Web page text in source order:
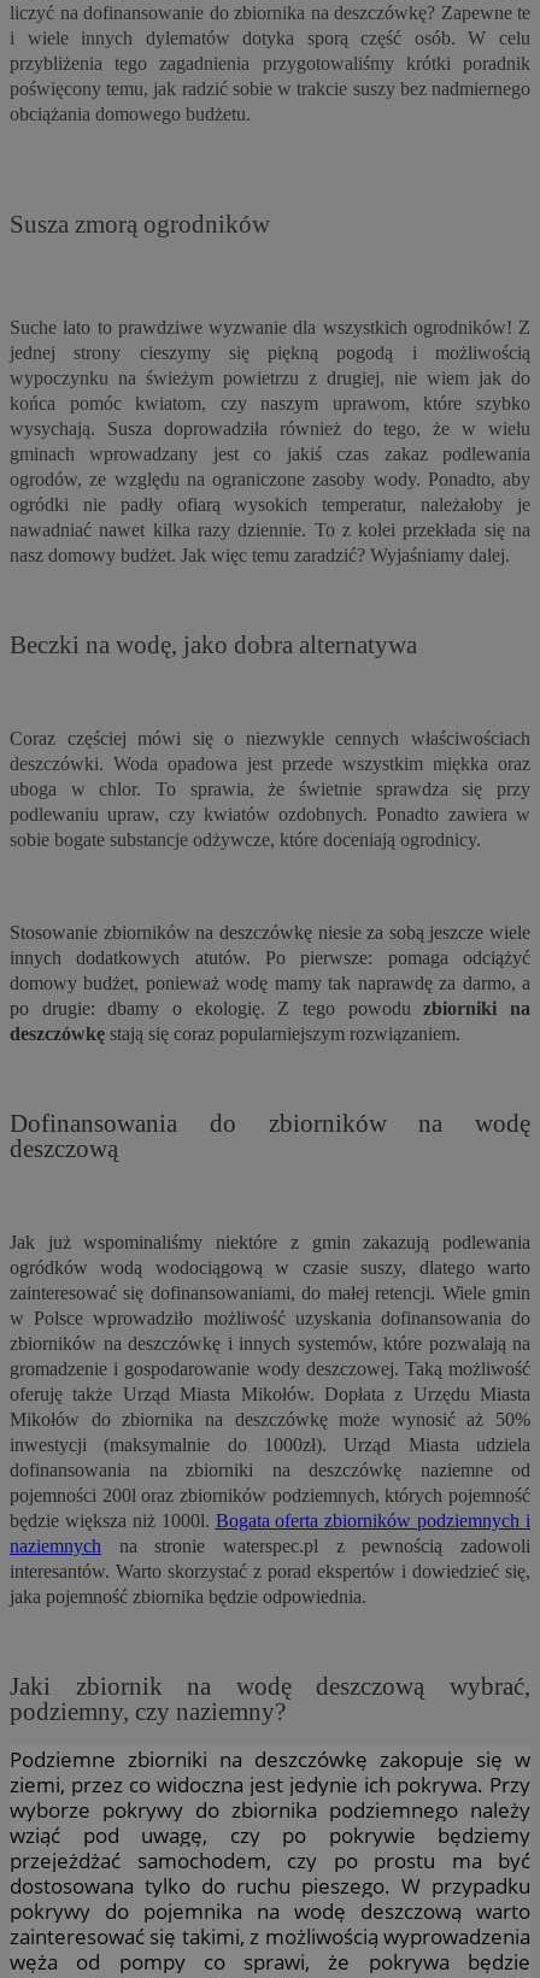
liczyć na dofinansowanie do zbiornika na deszczówkę? Zapewne te
i wiele innych dylematów dotyka sporą część osób. W celu
przybliżenia tego zagadnienia przygotowaliśmy krótki poradnik
poświęcony temu, jak radzić sobie w trakcie suszy bez nadmiernego
obciążania domowego budżetu.
Susza zmorą ogrodników
Suche lato to prawdziwe wyzwanie dla wszystkich ogrodników! Z
jednej strony cieszymy się piękną pogodą i możliwością
wypoczynku na świeżym powietrzu z drugiej, nie wiem jak do
końca pomóc kwiatom, czy naszym uprawom, które szybko
wysychają. Susza doprowadziła również do tego, że w wielu
gminach wprowadzany jest co jakiś czas zakaz podlewania
ogrodów, ze względu na ograniczone zasoby wody. Ponadto, aby
ogródki nie padły ofiarą wysokich temperatur, należałoby je
nawadniać nawet kilka razy dziennie. To z kolei przekłada się na
nasz domowy budżet. Jak więc temu zaradzić? Wyjaśniamy dalej.
Beczki na wodę, jako dobra alternatywa
Coraz częściej mówi się o niezwykle cennych właściwościach
deszczówki. Woda opadowa jest przede wszystkim miękka oraz
uboga w chlor. To sprawia, że świetnie sprawdza się przy
podlewaniu upraw, czy kwiatów ozdobnych. Ponadto zawiera w
sobie bogate substancje odżywcze, które doceniają ogrodnicy.
Stosowanie zbiorników na deszczówkę niesie za sobą jeszcze wiele
innych dodatkowych atutów. Po pierwsze: pomaga odciążyć
domowy budżet, ponieważ wodę mamy tak naprawdę za darmo, a
po drugie: dbamy o ekologię. Z tego powoduzbiorniki na
deszczówkę stają się coraz popularniejszym rozwiązaniem.
Dofinansowania do zbiorników na wodę
deszczową
Jak już wspominaliśmy niektóre z gmin zakazują podlewania
ogródków wodą wodociągową w czasie suszy, dlatego warto
zainteresować się dofinansowaniami, do małej retencji. Wiele gmin
w Polsce wprowadziło możliwość uzyskania dofinansowania do
zbiorników na deszczówkę i innych systemów, które pozwalają na
gromadzenie i gospodarowanie wody deszczowej. Taką możliwość
oferuję także Urząd Miasta Mikołów. Dopłata z Urzędu Miasta
Mikołów do zbiornika na deszczówkę może wynosić aż 50%
inwestycji (maksymalnie do 1000zł). Urząd Miasta udziela
dofinansowania na zbiorniki na deszczówkę naziemne od
pojemności 200l oraz zbiorników podziemnych, których pojemność
będzie większa niż 1000l. Bogata oferta zbiorników podziemnych i
naziemnych na stronie waterspec.pl z pewnością zadowoli
interesantów. Warto skorzystać z porad ekspertów i dowiedzieć się,
jaka pojemność zbiornika będzie odpowiednia.
Jaki zbiornik na wodę deszczową wybrać,
podziemny, czy naziemny?
Podziemne zbiorniki na deszczówkę zakopuje się w
ziemi, przez co widoczna jest jedynie ich pokrywa. Przy
wyborze pokrywy do zbiornika podziemnego należy
wziąć pod uwagę, czy po pokrywie będziemy
przejeżdżać samochodem, czy po prostu ma być
dostosowana tylko do ruchu pieszego. W przypadku
pokrywy do pojemnika na wodę deszczową warto
zainteresować się takimi, z możliwością wyprowadzenia
węża od pompy co sprawi, że pokrywa będzie